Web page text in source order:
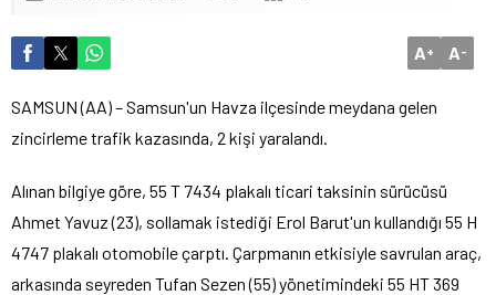
A+ A-
SAMSUN (AA) – Samsun'un Havza ilçesinde meydana gelen
zincirleme trafik kazasında, 2 kişi yaralandı.
Alınan bilgiye göre, 55 T 7434 plakalı ticari taksinin sürücüsü
Ahmet Yavuz (23), sollamak istediği Erol Barut'un kullandığı 55 H
4747 plakalı otomobile çarptı. Çarpmanın etkisiyle savrulan araç,
arkasında seyreden Tufan Sezen (55) yönetimindeki 55 HT 369